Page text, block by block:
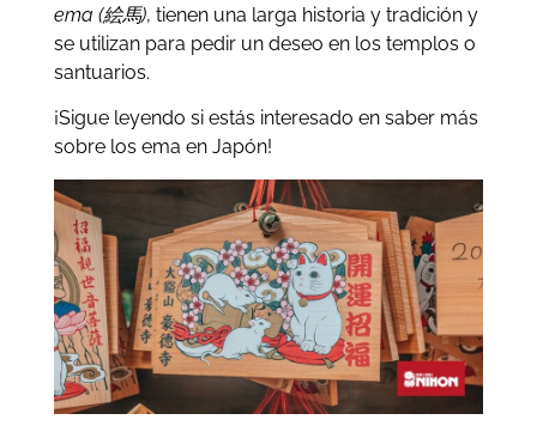
ema (絵馬), tienen una larga historia y tradición y
se utilizan para pedir un deseo en los templos o
santuarios.
¡Sigue leyendo si estás interesado en saber más
sobre los ema en Japón!